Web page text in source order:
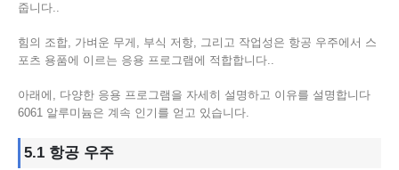
줍니다..
힘의 조합, 가벼운 무게, 부식 저항, 그리고 작업성은 항공 우주에서 스
포츠 용품에 이르는 응용 프로그램에 적합합니다..
아래에, 다양한 응용 프로그램을 자세히 설명하고 이유를 설명합니다
6061 알루미늄은 계속 인기를 얻고 있습니다.
5.1 항공 우주